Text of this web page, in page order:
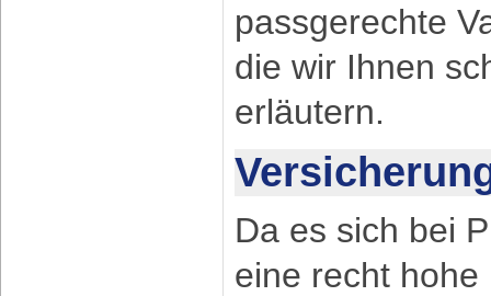
passgerechte
die wir Ihnen
erläutern.
Da es sich bei
eine recht